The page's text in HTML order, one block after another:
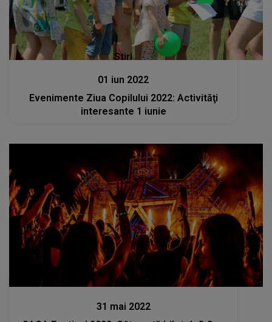
Stiri
01 iun 2022
Evenimente Ziua Copilului 2022: Activităţi
interesante 1 iunie
Stiri
31 mai 2022